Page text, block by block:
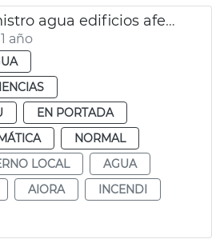
JGL Baja suministro agua edificios afectados incendio avenida del Puerto València
año
EN PORTADA
NORMAL
LOCAL
AGUA
AIORA
INCENDI